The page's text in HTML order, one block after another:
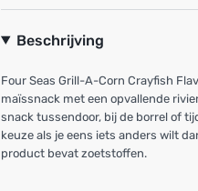
Beschrijving
Four Seas Grill-A-Corn Crayfish
maïssnack met een opvallende
snack tussendoor, bij de borrel of
keuze als je eens iets anders wilt
product bevat zoetstoffen.